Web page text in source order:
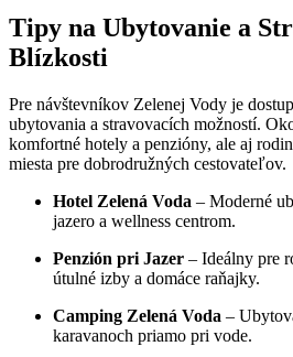
Tipy na Ubytovanie a
Blízkosti
Pre návštevníkov Zelenej Vody je
ubytovania a stravovacích možností.
komfortné hotely a penzióny, ale aj
miesta pre dobrodružných cestovateľov.
Hotel Zelená Voda – Moderné
jazero a wellness centrom.
Penzión pri Jazer – Ideálny pre
útulné izby a domáce raňajky.
Camping Zelená Voda –
karavanoch priamo pri vode.